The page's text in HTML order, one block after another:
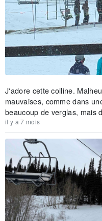
J'adore cette colline.
mauvaises, comme dans
beaucoup de verglas, mais
il y a 7 mois